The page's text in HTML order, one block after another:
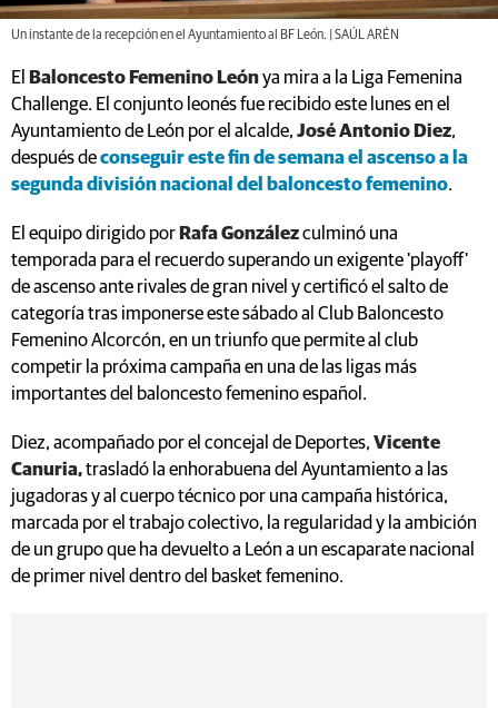
Un instante de la recepción en el Ayuntamiento al BF León. | SAÚL ARÉN
El Baloncesto Femenino Leónya mira a la Liga Femenina
Challenge. El conjunto leonés fue recibido este lunes en el
Ayuntamiento de León por el alcalde, José Antonio Diez,
después deconseguir este fin de semana el ascenso a la
segunda división nacional del baloncesto femenino.
El equipo dirigido por Rafa Gonzálezculminó una
temporada para el recuerdo superando un exigente 'playoff'
de ascenso ante rivales de gran nivel y certificó el salto de
categoría tras imponerse este sábado al Club Baloncesto
Femenino Alcorcón, en un triunfo que permite al club
competir la próxima campaña en una de las ligas más
importantes del baloncesto femenino español.
Diez, acompañado por el concejal de Deportes, Vicente
Canuria,trasladó la enhorabuena del Ayuntamiento a las
jugadoras y al cuerpo técnico por una campaña histórica,
marcada por el trabajo colectivo, la regularidad y la ambición
de un grupo que ha devuelto a León a un escaparate nacional
de primer nivel dentro del basket femenino.